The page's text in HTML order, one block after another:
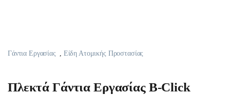
Γάντια Εργασίας Είδη Ατομικής Προστασίας
Πλεκτά Γάντια Εργασίας B-Click